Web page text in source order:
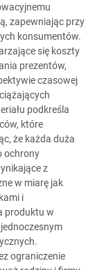
zapewniając przy
konsumentów.
się koszty
prezentów,
czasowej
podkreśla
które
że każda duża
ochrony
z
w miarę jak
i
produktu w
ograniczenie